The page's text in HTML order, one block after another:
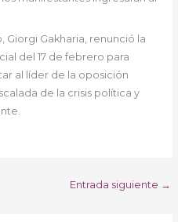
Gakharia, renunció la
del 17 de febrero para
al líder de la oposición
de la crisis política y
Entrada siguiente →